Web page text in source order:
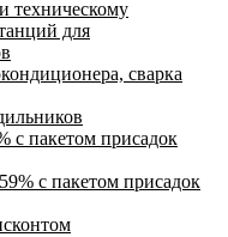
техническому
для
сварка
с пакетом присадок
с пакетом присадок